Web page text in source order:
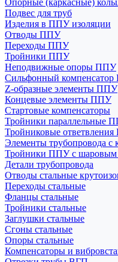
Опорные (каркасные)
Подвес для труб
Изделия в ППУ изоляции
Отводы ППУ
Переходы ППУ
Тройники ППУ
Неподвижные опоры ППУ
Cильфонный
Z-образные элементы ППУ
Концевые элементы ППУ
Стартовые компенсаторы
Тройники параллельные
Тройниковые
Элементы трубопровода
Тройники ППУ с шаровым
Детали трубопровода
Отводы стальные
Переходы стальные
Фланцы стальные
Тройники стальные
Заглушки стальные
Сгоны стальные
Опоры стальные
Компенсаторы и